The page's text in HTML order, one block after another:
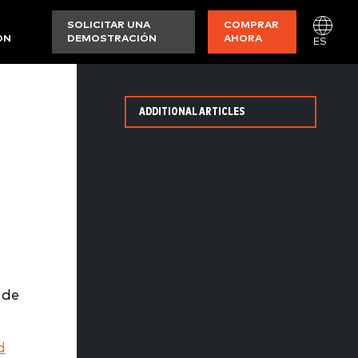
SOLICITAR UNA
DEMOSTRACIÓN
COMPRAR
AHORA
ES
ADDITIONAL ARTICLES